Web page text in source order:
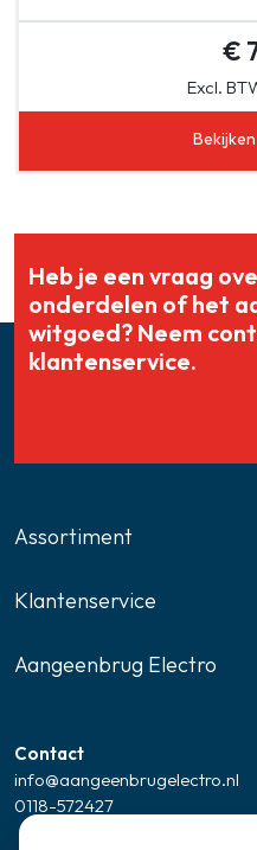
€
Excl.
Bekijken
Heb je een vraag
onderdelen of het
witgoed? Neem
klantenservice.
Assortiment
Klantenservice
Aangeenbrug Electro
Contact
info@aangeenbrugelectro.nl
0118-572427